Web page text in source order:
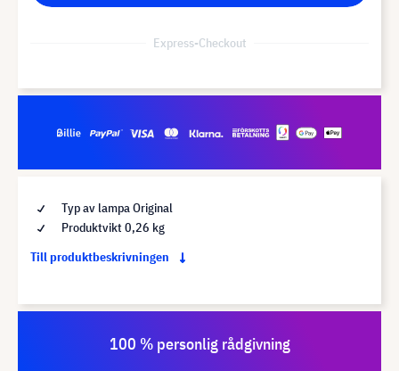
Express-Checkout
Typ av lampa Original
Produktvikt 0,26 kg
Till produktbeskrivningen
100 % personlig rådgivning